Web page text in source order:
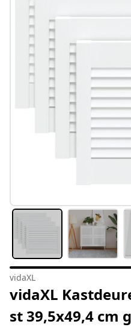
vidaXL
vidaXL
st 39,5x49,4 cm